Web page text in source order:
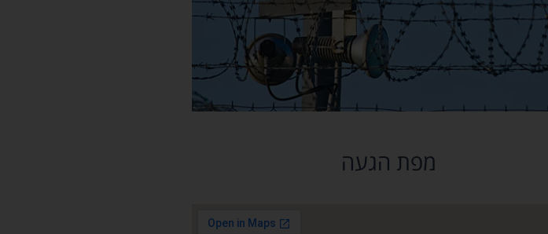
מפת הגעה